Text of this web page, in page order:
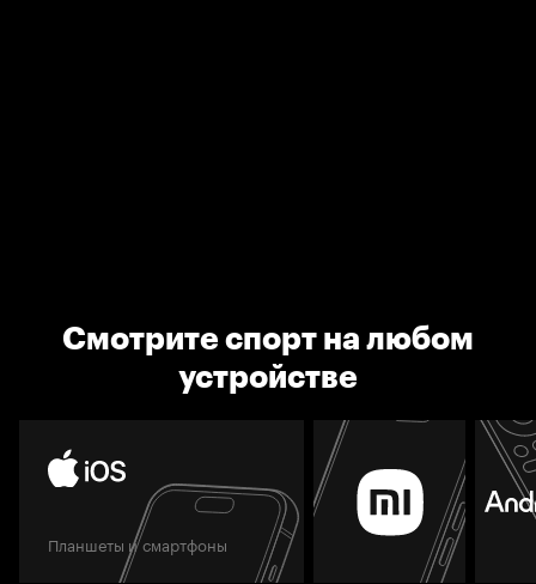
Смотрите спорт на любом
устройстве
Планшеты и смартфоны